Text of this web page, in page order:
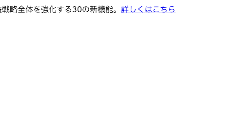
略全体を強化する30の新機能。 詳しくはこちら